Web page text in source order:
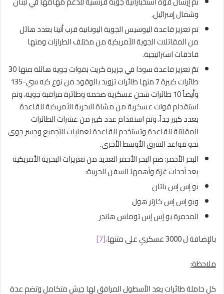
وشمال إسرائيل.
تم تعزيز قاعدة اليوسيس الجوية اليونانية قرب أثينا بعدد هائل
من المقاتلات الجوية الأمريكية من مختلف الطرازات ومنها
قاذفات استراتيجية.
تمّ تعزيز قاعدة سودا في جزيرة كريت بقوات جوية هائلة منها 30
طائرات كبيرة 7 منها طائرات تزويد بالوقود من نوع كيه سي-135
وأيضاً 10 طائرات شحن عسكرية ضخمة وطائرة مراقبة جوية، وتم
استقدام قوات عسكرية من مشاة البحرية الأمريكية للقاعدة
بعدد كبير جداً، وتم استقدام عدد كبير من عشرات الطائرات
المقاتلة للقاعدة وتستخدم القاعدة لعمليات التجميع وجسر جوي
نحو قواعد الشرق الأوسط الأخرى.
البحر الأحمر: ضم البحر الأحمر العديد من تعزيزات البحرية الأمريكية
بعد أحداث غزة وأهمها السفن الحربية:
يو إس إس باتان
ويو إس إس كارتر هول
المدمرة يو إس إس توماس هاندر
بالإضافة ل 3000 عسكري على متنها.
[7]
ملاحظة:
كل حاملة طائرات يعد الأسطول المرافق لها جيش متكامل وتضم عدة